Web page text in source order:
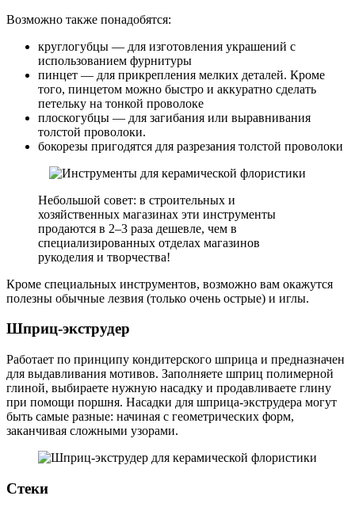
Возможно также понадобятся:
круглогубцы — для изготовления украшений с
использованием фурнитуры
пинцет — для прикрепления мелких деталей. Кроме
того, пинцетом можно быстро и аккуратно сделать
петельку на тонкой проволоке
плоскогубцы — для загибания или выравнивания
толстой проволоки.
бокорезы пригодятся для разрезания толстой проволоки
Небольшой совет: в строительных и
хозяйственных магазинах эти инструменты
продаются в 2–3 раза дешевле, чем в
специализированных отделах магазинов
рукоделия и творчества!
Кроме специальных инструментов, возможно вам окажутся
полезны обычные лезвия (только очень острые) и иглы.
Шприц-экструдер
Работает по принципу кондитерского шприца и предназначен
для выдавливания мотивов. Заполняете шприц полимерной
глиной, выбираете нужную насадку и продавливаете глину
при помощи поршня. Насадки для шприца-экструдера могут
быть самые разные: начиная с геометрических форм,
заканчивая сложными узорами.
Стеки